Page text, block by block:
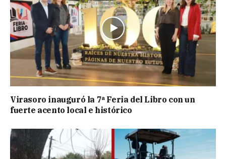
Virasoro inauguró la 7ª Feria del Libro con un
fuerte acento local e histórico